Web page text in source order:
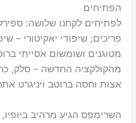
הפתיחים
לפתיחים לקחנו שלושה:
פריכים; שיפודי יאקיטורי –
מטוגנים ושומשום אסייתי
מהקולקציה החדשה – סלק,
אצות וחסה ברוטב ויניגרט
השרימפס הגיע מרהיב